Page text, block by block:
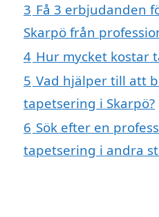
3 Få 3 erbjudanden
Skarpö från
4 Hur mycket kostar
5 Vad hjälper till att
tapetsering i Skarpö?
6 Sök efter en
tapetsering i andra